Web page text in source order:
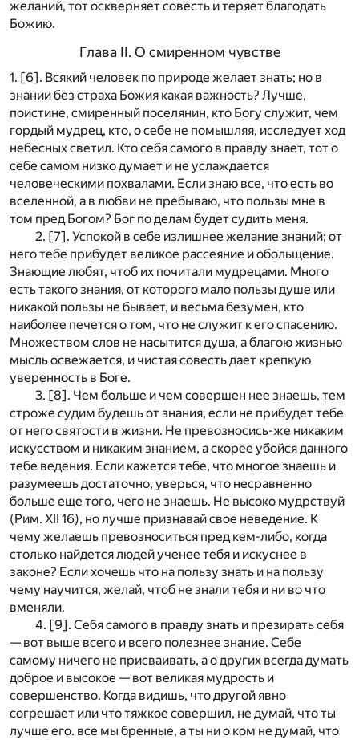
желаний, тот оскверняет совесть и теряет благодать
Божию.
Глава II. О смиренном чувстве
1. [6]. Всякий человек по природе желает знать; но в
знании без страха Божия какая важность? Лучше,
поистине, смиренный поселянин, кто Богу служит, чем
гордый мудрец, кто, о себе не помышляя, исследует ход
небесных светил. Кто себя самого в правду знает, тот о
себе самом низко думает и не услаждается
человеческими похвалами. Если знаю все, что есть во
вселенной, а в любви не пребываю, что пользы мне в
том пред Богом? Бог по делам будет судить меня.
2. [7]. Успокой в себе излишнее желание знаний; от
него тебе прибудет великое рассеяние и обольщение.
Знающие любят, чтоб их почитали мудрецами. Много
есть такого знания, от которого мало пользы душе или
никакой пользы не бывает, и весьма безумен, кто
наиболее печется о том, что не служит к его спасению.
Множеством слов не насытится душа, а благою жизнью
мысль освежается, и чистая совесть дает крепкую
уверенность в Боге.
3. [8]. Чем больше и чем совершен нее знаешь, тем
строже судим будешь от знания, если не прибудет тебе
от него святости в жизни. Не превозносись-же никаким
искусством и никаким знанием, а скорее убойся данного
тебе ведения. Если кажется тебе, что многое знаешь и
разумеешь достаточно, уверься, что несравненно
больше еще того, чего не знаешь. Не высоко мудрствуй
(Рим. XII 16), но лучше признавай свое неведение. К
чему желаешь превозноситься пред кем-либо, когда
столько найдется людей ученее тебя и искуснее в
законе? Если хочешь что на пользу знать и на пользу
чему научится, желай, чтоб не знали тебя и ни во что
вменяли.
4. [9]. Себя самого в правду знать и презирать себя
— вот выше всего и всего полезнее знание. Себе
самому ничего не присваивать, а о других всегда думать
доброе и высокое — вот великая мудрость и
совершенство. Когда видишь, что другой явно
согрешает или что тяжкое совершил, не думай, что ты
лучше его. все мы бренные, а ты ни о ком не думай, что